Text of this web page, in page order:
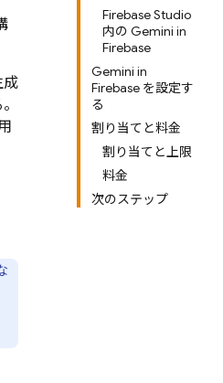
Firebase Studio
内の Gemini in
Firebase
Gemini in
Firebase を設定す
る
割り当てと料金
割り当てと上限
料金
次のステップ
成